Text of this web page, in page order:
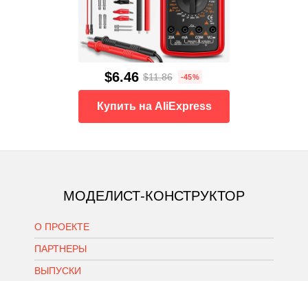
$6.46 $11.86 -45%
Купить на AliExpress
МОДЕЛИСТ-КОНСТРУКТОР
О ПРОЕКТЕ
ПАРТНЕРЫ
ВЫПУСКИ